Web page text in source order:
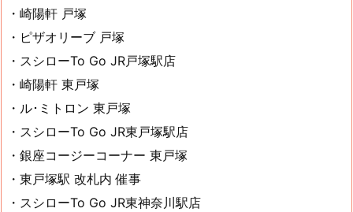
・崎陽軒 戸塚
・ピザオリーブ 戸塚
・スシローTo Go JR戸塚駅店
・崎陽軒 東戸塚
・ル･ミトロン 東戸塚
・スシローTo Go JR東戸塚駅店
・銀座コージーコーナー 東戸塚
・東戸塚駅 改札内 催事
・スシローTo Go JR東神奈川駅店